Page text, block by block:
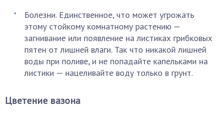
Болезни. Единственное, что может угрожать
этому стойкому комнатному растению —
загнивание или появление на листиках грибковых
пятен от лишней влаги. Так что никакой лишней
воды при поливе, и не попадайте капельками на
листики — нацеливайте воду только в грунт.
Цветение вазона